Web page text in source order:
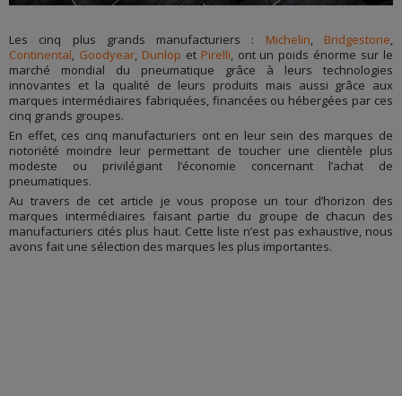
Les cinq plus grands manufacturiers : Michelin, Bridgestone,
Continental, Goodyear, Dunlop et Pirelli, ont un poids énorme sur le
marché mondial du pneumatique grâce à leurs technologies
innovantes et la qualité de leurs produits mais aussi grâce aux
marques intermédiaires fabriquées, financées ou hébergées par ces
cinq grands groupes.
En effet, ces cinq manufacturiers ont en leur sein des marques de
notoriété moindre leur permettant de toucher une clientèle plus
modeste ou privilégiant l’économie concernant l’achat de
pneumatiques.
Au travers de cet article je vous propose un tour d’horizon des
marques intermédiaires faisant partie du groupe de chacun des
manufacturiers cités plus haut. Cette liste n’est pas exhaustive, nous
avons fait une sélection des marques les plus importantes.